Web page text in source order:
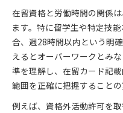
在留資格と労働時間の関係
ます。特に留学生や特定技
合、週28時間以内という明
えるとオーバーワークとみ
準を理解し、在留カード記
範囲を正確に把握することの
例えば、資格外活動許可を